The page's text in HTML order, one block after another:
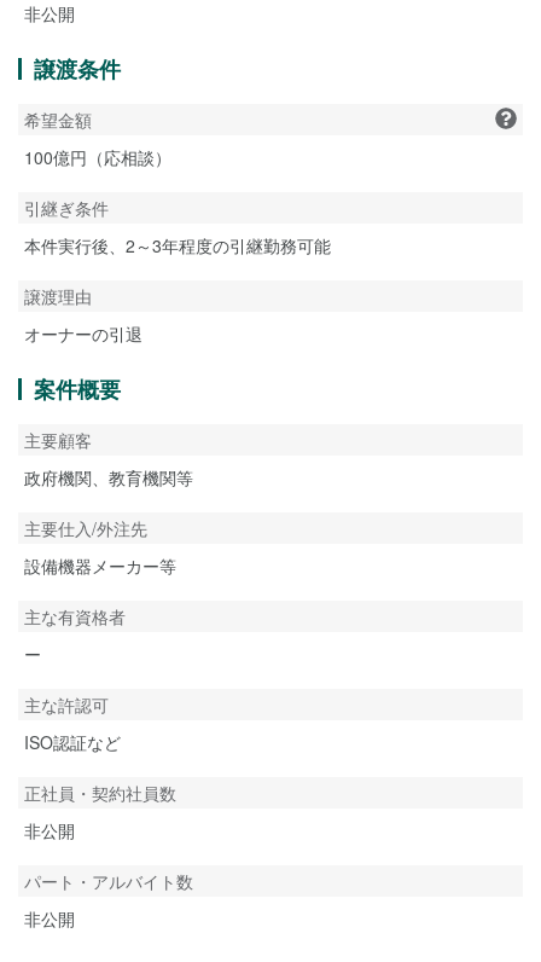
非公開
譲渡条件
希望金額
100億円（応相談）
引継ぎ条件
本件実行後、2～3年程度の引継勤務可能
譲渡理由
オーナーの引退
案件概要
主要顧客
政府機関、教育機関等
主要仕入/外注先
設備機器メーカー等
主な有資格者
ー
主な許認可
ISO認証など
正社員・契約社員数
非公開
パート・アルバイト数
非公開